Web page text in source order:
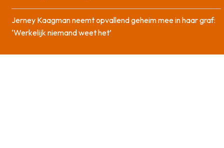
Jerney Kaagman neemt opvallend geheim mee in haar graf:
‘Werkelijk niemand weet het’